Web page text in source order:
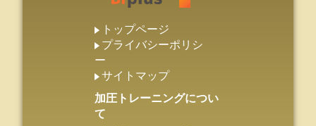
トップページ
プライバシーポリシ
ー
サイトマップ
加圧トレーニングについ
て